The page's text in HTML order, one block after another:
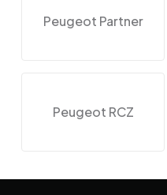
Peugeot Partner
Peugeot RCZ